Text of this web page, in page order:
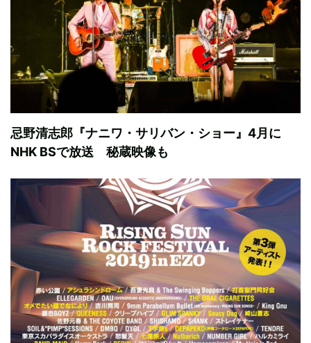
忌野清志郎『ナニワ・サリバン・ショー』4月に
NHK BSで放送 秘蔵映像も